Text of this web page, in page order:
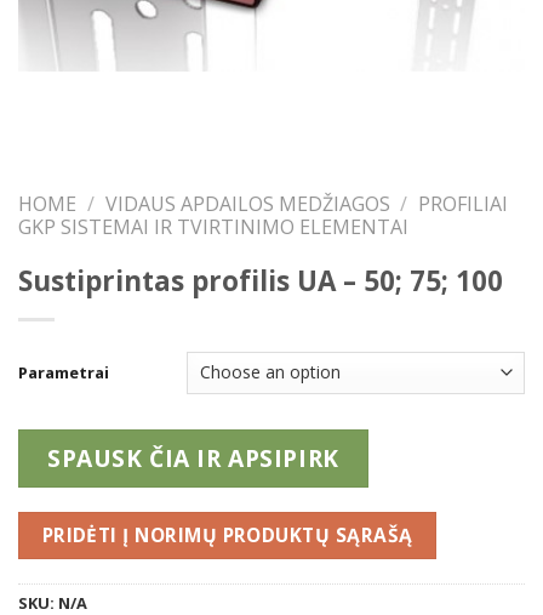
HOME / VIDAUS APDAILOS MEDŽIAGOS / PROFILIAI
GKP SISTEMAI IR TVIRTINIMO ELEMENTAI
Sustiprintas profilis UA – 50; 75; 100
Parametrai
SPAUSK ČIA IR APSIPIRK
PRIDĖTI
SKU: N/A